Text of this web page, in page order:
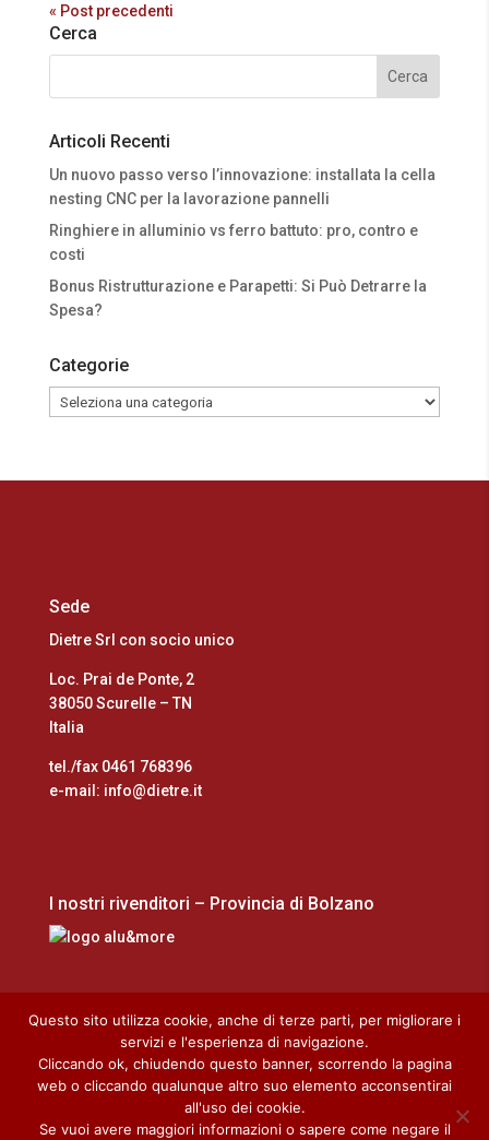
« Post precedenti
Cerca
Articoli Recenti
Un nuovo passo verso l’innovazione: installata la cella
nesting CNC per la lavorazione pannelli
Ringhiere in alluminio vs ferro battuto: pro, contro e
costi
Bonus Ristrutturazione e Parapetti: Si Può Detrarre la
Spesa?
Categorie
Categorie
Sede
Dietre Srl con socio unico
Loc. Prai de Ponte, 2
38050 Scurelle – TN
Italia
tel./fax 0461 768396
e-mail: info@dietre.it
I nostri rivenditori – Provincia di Bolzano
Home Cookie Policy
Privacy Policy
Download
Questo sito utilizza cookie, anche di terze parti, per migliorare i
servizi e l'esperienza di navigazione.
Cliccando ok, chiudendo questo banner, scorrendo la pagina
web o cliccando qualunque altro suo elemento acconsentirai
all'uso dei cookie.
Se vuoi avere maggiori informazioni o sapere come negare il